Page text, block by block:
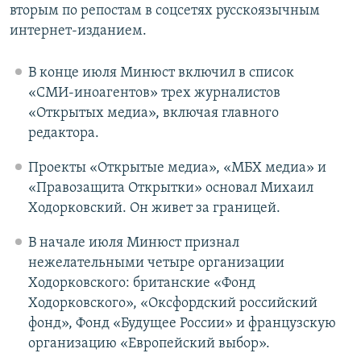
вторым по репостам в соцсетях русскоязычным
интернет-изданием.
В конце июля Минюст включил в список
«СМИ-иноагентов» трех журналистов
«Открытых медиа», включая главного
редактора.
Проекты «Открытые медиа», «МБХ медиа» и
«Правозащита Открытки» основал Михаил
Ходорковский. Он живет за границей.
В начале июля Минюст признал
нежелательными четыре организации
Ходорковского: британские «Фонд
Ходорковского», «Оксфордский российский
фонд», Фонд «Будущее России» и французскую
организацию «Европейский выбор».